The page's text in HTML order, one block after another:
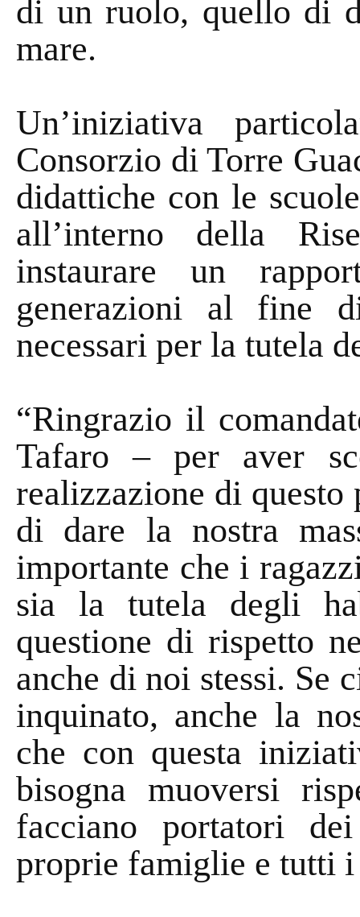
di un ruolo, quello di
mare.
Un’iniziativa
Consorzio di Torre
didattiche con le
all’interno della
instaurare un
generazioni al fine
necessari per la tutela
“Ringrazio il
Tafaro – per aver
realizzazione di questo
di dare la nostra
importante che i
sia la tutela degli
questione di rispetto
anche di noi stessi. Se
inquinato, anche la
che con questa
bisogna muoversi
facciano portatori
proprie famiglie e tutti